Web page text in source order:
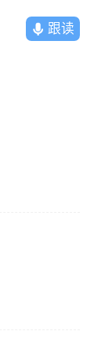
跟读